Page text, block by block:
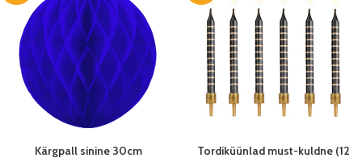
Kärgpall sinine 30cm
Tordiküünlad must-kuldne (12